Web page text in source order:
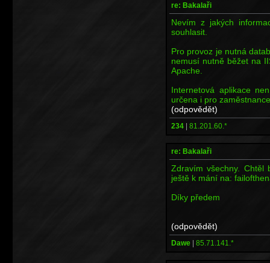
re: Bakalaři
Nevím z jakých
souhlasit.
Pro provoz je nutná
nemusí nutně běžet na
Apache.
Internetová aplikace
určena i pro
(odpovědět)
234 | 81.201.60.*
re: Bakalaři
Zdravím všechny. Chtěl
ještě k mání na:
Díky předem
(odpovědět)
Dawe | 85.71.141.*